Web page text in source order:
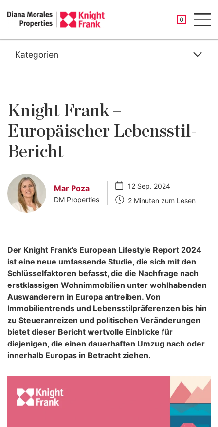
0
Kategorien
Knight Frank –
Europäischer Lebensstil-
Bericht
Mar Poza
DM Properties
12 Sep. 2024
2 Minuten zum Lesen
Der Knight Frank's European Lifestyle Report 2024
ist eine neue umfassende Studie, die sich mit den
Schlüsselfaktoren befasst, die die Nachfrage nach
erstklassigen Wohnimmobilien unter wohlhabenden
Auswanderern in Europa antreiben. Von
Immobilientrends und Lebensstilpräferenzen bis hin
zu Steueranreizen und politischen Veränderungen
bietet dieser Bericht wertvolle Einblicke für
diejenigen, die einen dauerhaften Umzug nach oder
innerhalb Europas in Betracht ziehen.